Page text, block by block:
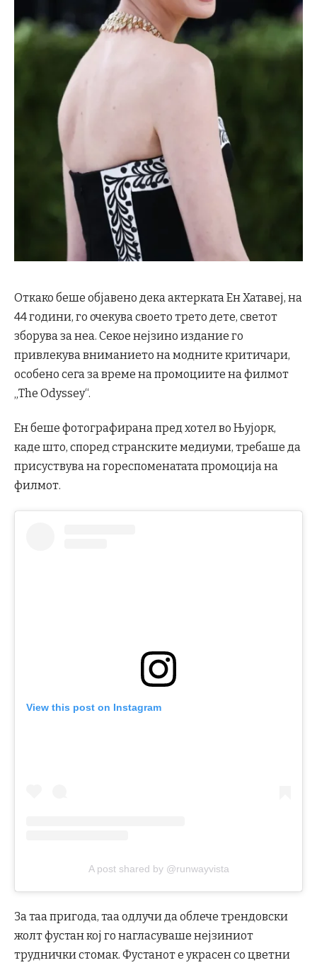
Откако беше објавено дека актерката Ен Хатавеј, на
44 години, го очекува своето трето дете, светот
зборува за неа. Секое нејзино издание го
привлекува вниманието на модните критичари,
особено сега за време на промоциите на филмот
„The Odyssey“.
Ен беше фотографирана пред хотел во Њујорк,
каде што, според странските медиуми, требаше да
присуствува на гореспоменатата промоција на
филмот.
View this post on Instagram
A post shared by @runwayvista
За таа пригода, таа одлучи да облече трендовски
жолт фустан кој го нагласуваше нејзиниот
труднички стомак. Фустанот е украсен со цветни